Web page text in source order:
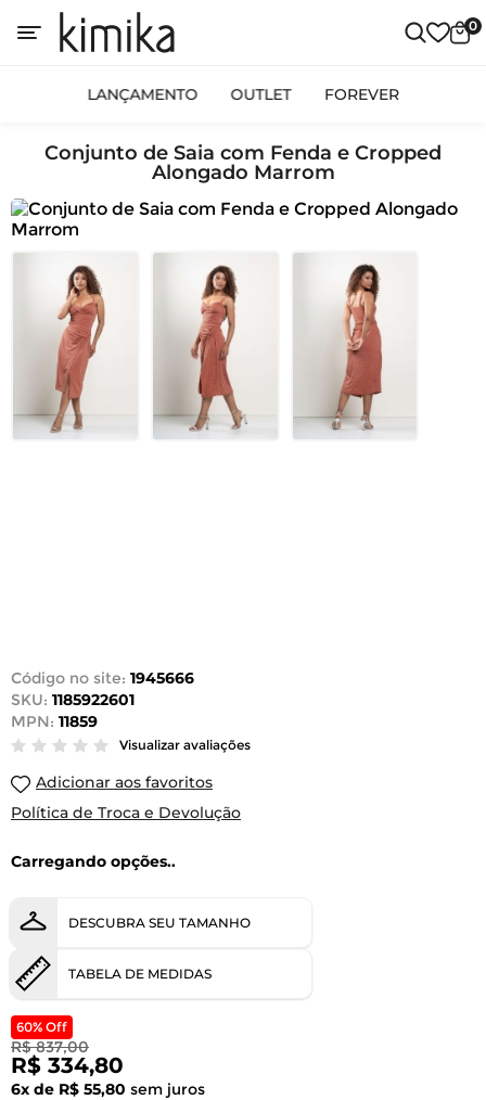
0
LANÇAMENTO OUTLET FOREVER
Conjunto de Saia com Fenda e Cropped
Alongado Marrom
Código no site: 1945666
SKU: 1185922601
MPN: 11859
Visualizar avaliações
Adicionar aos favoritos
Política de Troca e Devolução
Carregando opções..
DESCUBRA SEU TAMANHO
TABELA DE MEDIDAS
60% Off
R$ 837,00
R$ 334,80
6x de R$ 55,80 sem juros